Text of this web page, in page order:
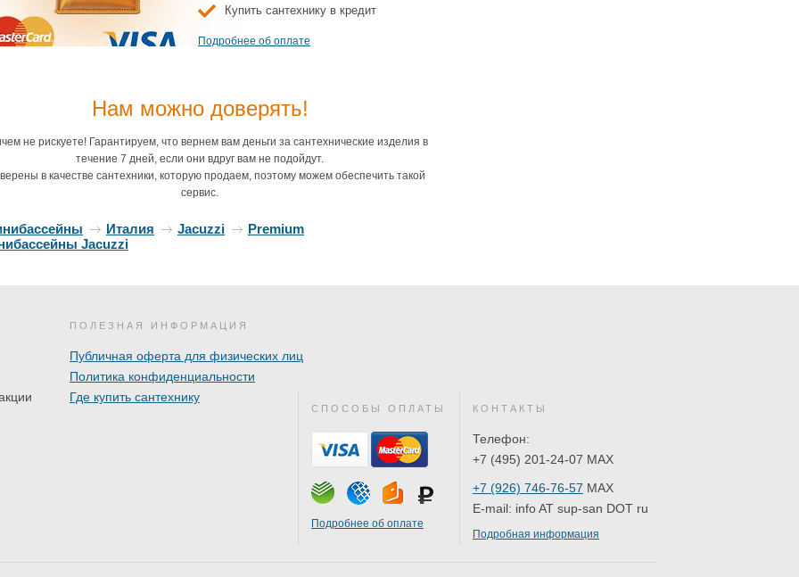
Купить сантехнику в кредит
Подробнее об оплате
Нам можно доверять!
не рискуете! Гарантируем, что вернем вам деньги за сантехнические изделия в
течение 7 дней, если они вдруг вам не подойдут.
в качестве сантехники, которую продаем, поэтому можем обеспечить такой
сервис.
Италия Jacuzzi
Premium
Jacuzzi
ПОЛЕЗНАЯ ИНФОРМАЦИЯ
Публичная оферта для физических лиц
Политика конфиденциальности
Где купить сантехнику
СПОСОБЫ ОПЛАТЫ
Подробнее об оплате
КОНТАКТЫ
Телефон:
+7 (495) 201-24-07 MAX
+7 (926) 746-76-57 MAX
E-mail: info AT sup-san DOT ru
Подробная информация